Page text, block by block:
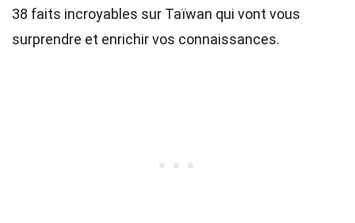
38 faits incroyables sur Taïwan qui vont vous
surprendre et enrichir vos connaissances.